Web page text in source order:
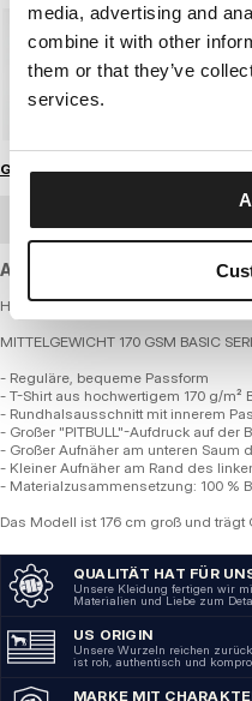
media, advertising and
combine it with other
them or that they’ve
services.
Größenratgeber
A standard-weight cotton T-
Herren-T-Shirt - O'SIDE
MITTELGEWICHT 170 GSM BASIC
- Reguläre, bequeme Passform
- T-Shirt aus hochwertigem 170 g/m²
- Rundhalsausschnitt mit innerem
- Großer "PITBULL"-Aufdruck auf der
- Großer Aufnäher am unteren Saum
- Kleiner Aufnäher am Rand des
- Materialzusammensetzung: 100 %
Das Modell ist 176 cm groß und trägt
QUALITÄT HAT FÜR
Unsere Kleidung fertigen wir
Materialien und Liebe zum
US ORIGIN
Unsere Wurzeln reichen
ist roh, authentisch und
MARKE MIT